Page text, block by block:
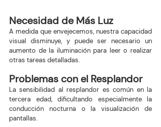
Necesidad de Más Luz
A medida que envejecemos, nuestra capacidad
visual disminuye, y puede ser necesario un
aumento de la iluminación para leer o realizar
otras tareas detalladas.
Problemas con el Resplandor
La sensibilidad al resplandor es común en la
tercera edad, dificultando especialmente la
conducción nocturna o la visualización de
pantallas.